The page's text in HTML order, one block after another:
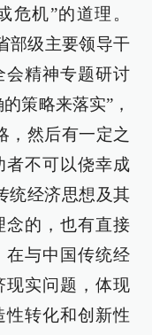
危机”的道理。
部级主要领导干
会精神专题研讨
策略来落实”，
，然后有一定之
者不可以侥幸成
统经济思想及其
念的，也有直接
在与中国传统经
现实问题，体现
性转化和创新性